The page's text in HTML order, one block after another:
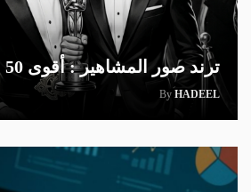
ترند صور المشاهير : أقوى 50 برومبت
By HADEEL